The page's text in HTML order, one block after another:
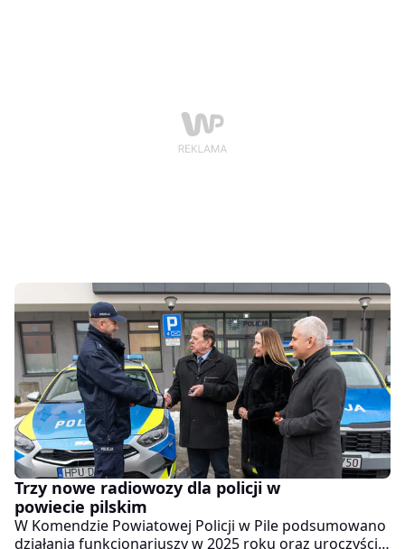
Trzy nowe radiowozy dla policji w
powiecie pilskim
W Komendzie Powiatowej Policji w Pile podsumowano
działania funkcjonariuszy w 2025 roku oraz uroczyście